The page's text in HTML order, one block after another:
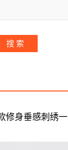
修身垂感刺绣一